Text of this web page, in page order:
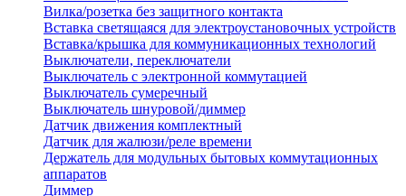
Вилка/розетка без защитного контакта
Вставка светящаяся для электроустановочных устройств
Вставка/крышка для коммуникационных технологий
Выключатели, переключатели
Выключатель с электронной коммутацией
Выключатель сумеречный
Выключатель шнуровой/диммер
Датчик движения комплектный
Датчик для жалюзи/реле времени
Держатель для модульных бытовых коммутационных
аппаратов
Диммер